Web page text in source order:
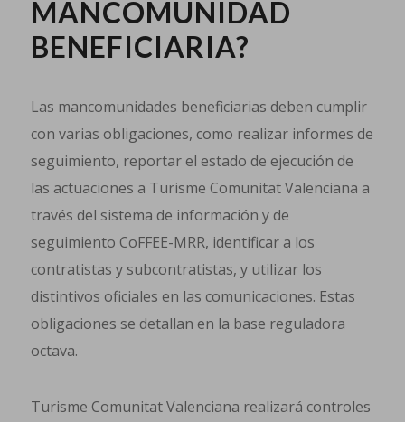
MANCOMUNIDAD
BENEFICIARIA?
Las mancomunidades beneficiarias deben cumplir
con varias obligaciones, como realizar informes de
seguimiento, reportar el estado de ejecución de
las actuaciones a Turisme Comunitat Valenciana a
través del sistema de información y de
seguimiento CoFFEE-MRR, identificar a los
contratistas y subcontratistas, y utilizar los
distintivos oficiales en las comunicaciones. Estas
obligaciones se detallan en la base reguladora
octava.
Turisme Comunitat Valenciana realizará controles